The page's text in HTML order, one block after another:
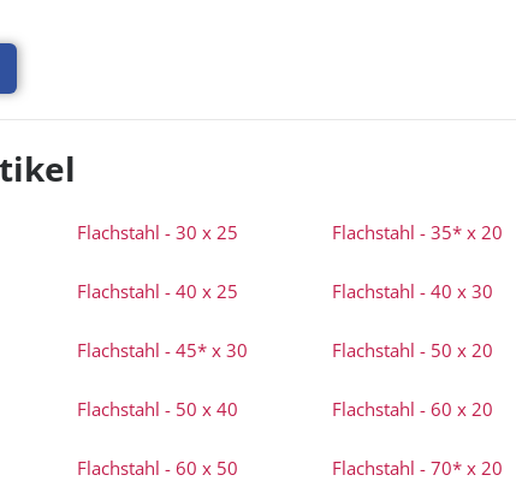
Flachstahl - 30 x 25 Flachstahl - 35* x 20
Flachstahl - 40 x 25 Flachstahl - 40 x 30
Flachstahl - 45* x 30 Flachstahl - 50 x 20
Flachstahl - 50 x 40 Flachstahl - 60 x 20
Flachstahl - 60 x 50 Flachstahl - 70* x 20